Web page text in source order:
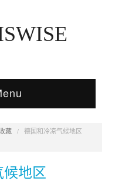
藏 / 德国和冷凉气候地区
候地区